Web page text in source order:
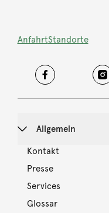
AnfahrtStandorte
Allgemein
Kontakt
Presse
Services
Glossar